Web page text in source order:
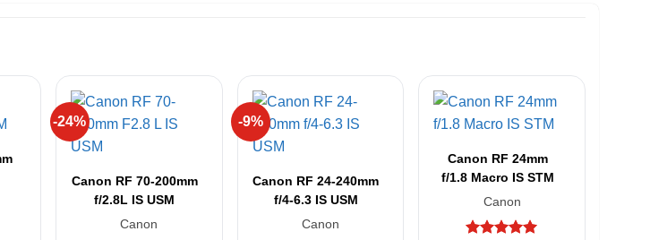
-24%
+
Canon RF 70-200mm
f/2.8L IS USM
Canon
-9%
+
Canon RF 24-240mm
f/4-6.3 IS USM
Canon
+
Canon RF 24mm
f/1.8 Macro IS STM
Canon